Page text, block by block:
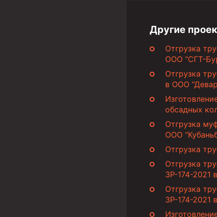
Другие
Отгрузка
ООО “СГТ-
Отгрузка
в ООО
обсадных
Отгрузка
ООО
Отгрузка
Отгрузка
3Р-174-2021
Отгрузка
3Р-174-2021